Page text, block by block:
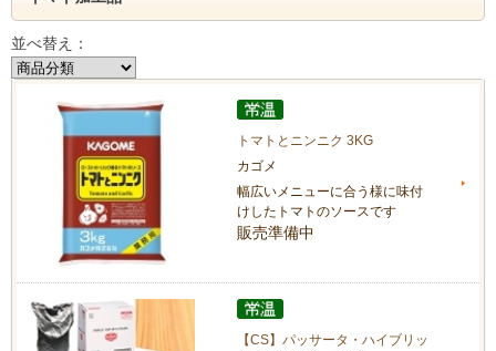
並べ替え：
トマトとニンニク 3KG
カゴメ
幅広いメニューに合う様に味付
けしたトマトのソースです
販売準備中
【CS】パッサータ・ハイブリッ